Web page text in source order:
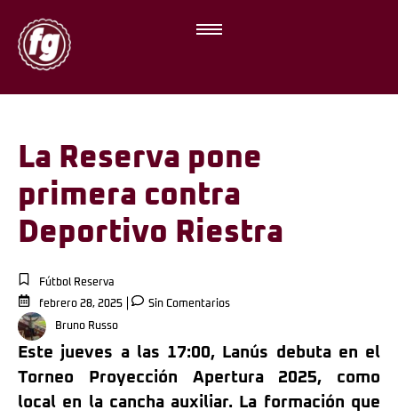
La Reserva pone
primera contra
Deportivo Riestra
Fútbol Reserva
febrero 28, 2025
Sin Comentarios
Bruno Russo
Este jueves a las 17:00, Lanús debuta en el
Torneo Proyección Apertura 2025, como
local en la cancha auxiliar. La formación que